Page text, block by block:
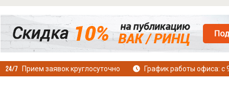
Прием заявок круглосуточно График работы офиса: с